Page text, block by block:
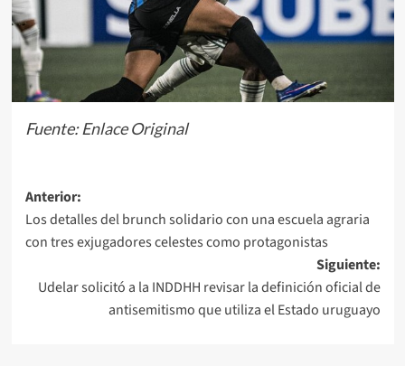
Fuente:Enlace Original
Navegación
de
entradas
Anterior:
Los detalles del brunch solidario con una escuela agraria
con tres exjugadores celestes como protagonistas
Siguiente:
Udelar solicitó a la INDDHH revisar la definición oficial de
antisemitismo que utiliza el Estado uruguayo